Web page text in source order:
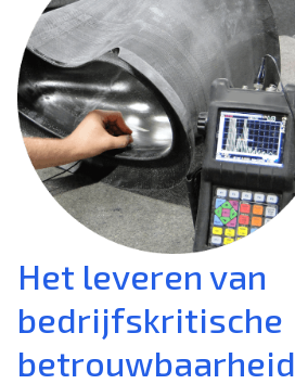
Het leveren van
bedrijfskritische
betrouwbaarheid